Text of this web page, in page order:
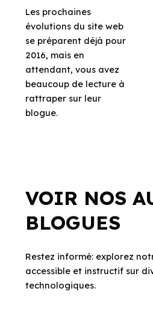
Les prochaines
évolutions du site web
se préparent déjà pour
2016, mais en
attendant, vous avez
beaucoup de lecture à
rattraper sur leur
blogue.
VOIR NOS
BLOGUES
Restez informé: explorez
accessible et instructif sur
technologiques.